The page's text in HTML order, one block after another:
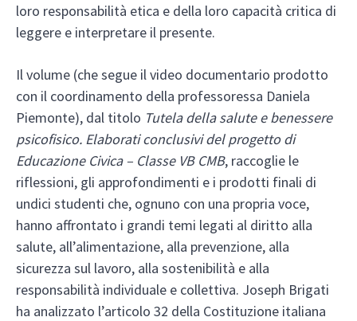
loro responsabilità etica e della loro capacità critica di
leggere e interpretare il presente.
Il volume (che segue il video documentario prodotto
con il coordinamento della professoressa Daniela
Piemonte), dal titolo Tutela della salute e benessere
psicofisico. Elaborati conclusivi del progetto di
Educazione Civica – Classe VB CMB, raccoglie le
riflessioni, gli approfondimenti e i prodotti finali di
undici studenti che, ognuno con una propria voce,
hanno affrontato i grandi temi legati al diritto alla
salute, all’alimentazione, alla prevenzione, alla
sicurezza sul lavoro, alla sostenibilità e alla
responsabilità individuale e collettiva. Joseph Brigati
ha analizzato l’articolo 32 della Costituzione italiana